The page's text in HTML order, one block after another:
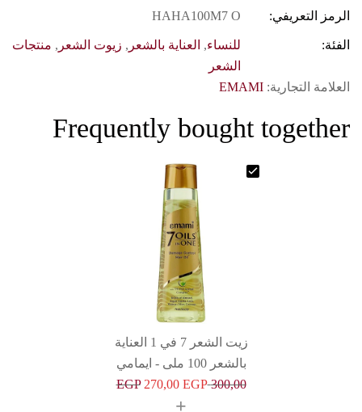
الرمز التعريفي: HAHA100M7 O
الفئة: للنساء,العناية بالشعر,زيوت الشعر,منتجات
الشعر
العلامة التجارية:EMAMI
Frequently bought together
زيت الشعر 7 في 1 العناية
بالشعر 100 ملى - ايمامي
300,00
EGP 270,00EGP